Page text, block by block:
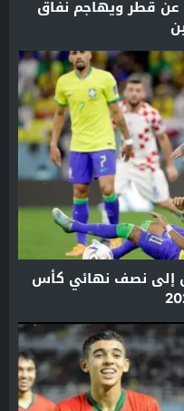
عن قطر ويهاجم نفاق
إلى نصف نهائي كأس